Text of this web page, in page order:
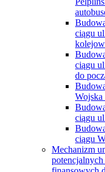
ciągu
ciągu
do
ciągu
ciągu
Mechanizm